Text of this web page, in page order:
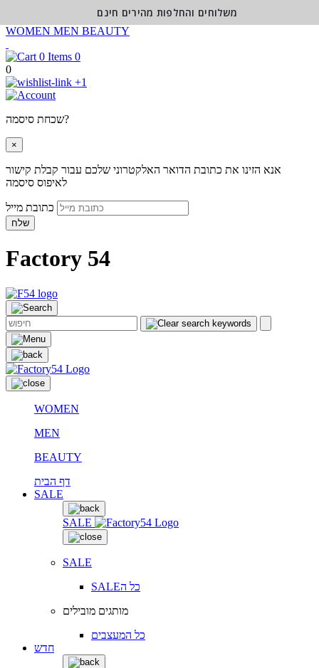
WOMEN MEN BEAUTY
0
0
+1
שכחת סיסמה?
×
אנא הזינו את כתובת הדואר האלקטרוני שלכם עבור קבלת קישור
לאיפוס סיסמה
שלח
Factory 54
WOMEN
MEN
BEAUTY
דף הבית
SALE
SALE
SALE
SALEכל ה
מותגים מובילים
כל המעצבים
חדש
משלוחים והחלפות מהירים חינם